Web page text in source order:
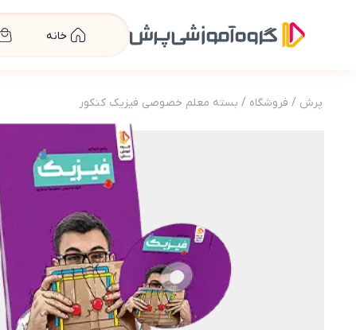
خانه
پرش / فروشگاه / بسته معلم خصوصی فیزیک کنکور
عکس محصول بسته معلم خصوصی فیزیک